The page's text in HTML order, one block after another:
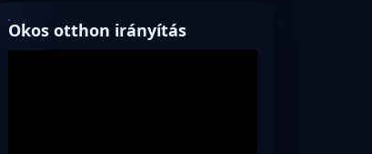
Okos otthon irányítás